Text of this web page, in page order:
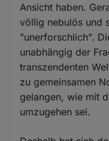
Ansicht haben.
völlig nebulös und
"unerforschlich".
unabhängig der
transzendenten
zu gemeinsamen
gelangen, wie mit
umzugehen sei.